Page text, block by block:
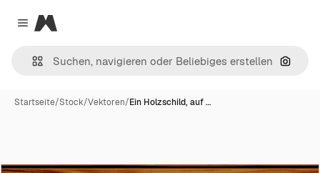
Close menu
Magnific
Nach
Startseite/Stock/Vektoren/Ein Holzschild, auf …